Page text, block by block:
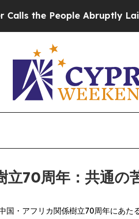
People Abruptly Laid off
立70周年：共通の
・アフリカ関係樹立70周年にあた